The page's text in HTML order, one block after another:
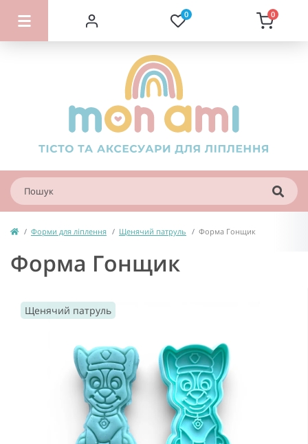
0 0
Форми для ліплення Щенячий патруль Форма Гонщик
Форма Гонщик
Щенячий патруль